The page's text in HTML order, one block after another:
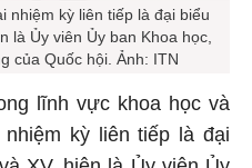
nhiệm kỳ liên tiếp là đại biểu
là Ủy viên Ủy ban Khoa học,
của Quốc hội. Ảnh: ITN
lĩnh vực khoa học và
kỳ liên tiếp là đại
XV, hiện là Ủy viên Ủy